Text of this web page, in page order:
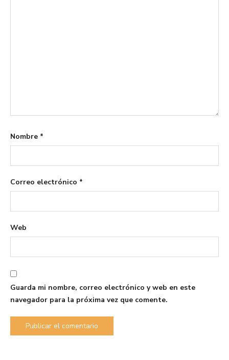
Nombre *
Correo electrónico *
Web
Guarda mi nombre, correo electrónico y web en este
navegador para la próxima vez que comente.